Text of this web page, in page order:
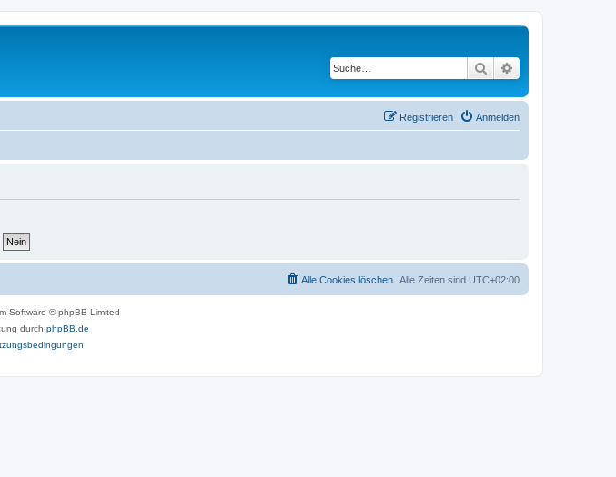
Suche
Anmelden
Registrieren
Alle Zeiten sind UTC+02:00
Alle Cookies löschen
Software © phpBB Limited
durch phpBB.de